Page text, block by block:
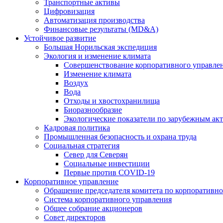
Транспортные активы
Цифровизация
Автоматизация производства
Финансовые результаты (MD&A)
Устойчивое развитие
Большая Норильская экспедиция
Экология и изменение климата
Совершенствование корпоративного
Изменение климата
Воздух
Вода
Отходы и хвостохранилища
Биоразнообразие
Экологические показатели по зарубежным
Кадровая политика
Промышленная безопасность и охрана труда
Социальная стратегия
Север для Северян
Социальные инвестиции
Первые против COVID‑19
Корпоративное управление
Обращение председателя комитета по
Система корпоративного управления
Общее собрание акционеров
Совет директоров